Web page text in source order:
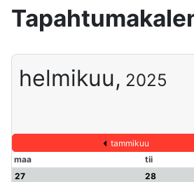
helmikuu, 2025
tammikuu
maa
tii
27
28